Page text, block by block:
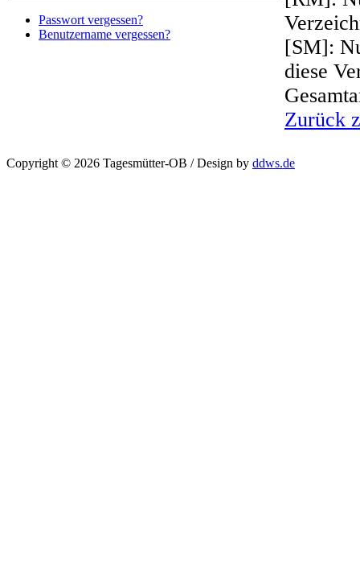
Passwort vergessen?
Benutzername vergessen?
[SM]:
diese
Zurück
Copyright © 2026 Tagesmütter-OB / Design by ddws.de